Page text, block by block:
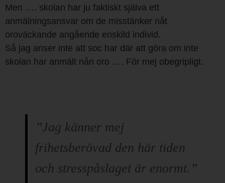
Men …. skolan har ju faktiskt själva ett
anmälningsansvar om de misstänker nåt
oroväckande angående enskild individ.
Så jag anser inte att soc har där att göra om inte
skolan har anmält nån oro …. För mej obegripligt.
”Jag känner mej
frihetsberövad den här tiden
och stresspåslaget är enormt.”